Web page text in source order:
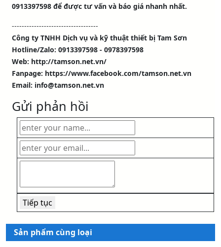
0913397598 để được tư vấn và báo giá nhanh nhất.
-----------------------------------
Công ty TNHH Dịch vụ và kỹ thuật thiết bị Tam Sơn
Hotline/Zalo: 0913397598 - 0978397598
Web: http://tamson.net.vn/
Fanpage: https://www.facebook.com/tamson.net.vn
Email: info@tamson.net.vn
Gửi phản hồi
Sản phẩm cùng loại